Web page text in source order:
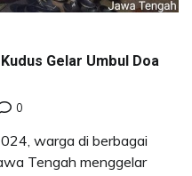
Gelar Umbul Doa
0
warga di berbagai
Tengah menggelar